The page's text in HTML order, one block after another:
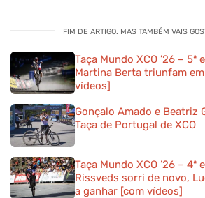
FIM DE ARTIGO. MAS TAMBÉM VAIS
Taça Mundo XCO ’26 –
Martina Berta triunfam
vídeos]
Gonçalo Amado e Beatriz
Taça de Portugal de XCO
Taça Mundo XCO ’26 – 4ª
Rissveds sorri de novo,
a ganhar [com vídeos]